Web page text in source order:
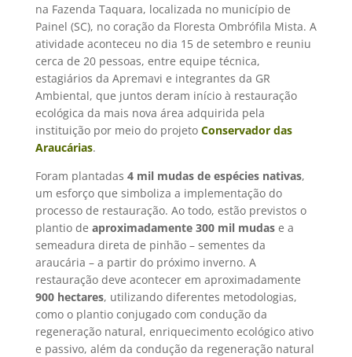
na Fazenda Taquara, localizada no município de
Painel (SC), no coração da Floresta Ombrófila Mista. A
atividade aconteceu no dia 15 de setembro e reuniu
cerca de 20 pessoas, entre equipe técnica,
estagiários da Apremavi e integrantes da GR
Ambiental, que juntos deram início à restauração
ecológica da mais nova área adquirida pela
instituição por meio do projeto Conservador das
Araucárias.
Foram plantadas 4 mil mudas de espécies nativas,
um esforço que simboliza a implementação do
processo de restauração. Ao todo, estão previstos o
plantio de aproximadamente 300 mil mudase a
semeadura direta de pinhão – sementes da
araucária – a partir do próximo inverno. A
restauração deve acontecer em aproximadamente
900 hectares, utilizando diferentes metodologias,
como o plantio conjugado com condução da
regeneração natural, enriquecimento ecológico ativo
e passivo, além da condução da regeneração natural